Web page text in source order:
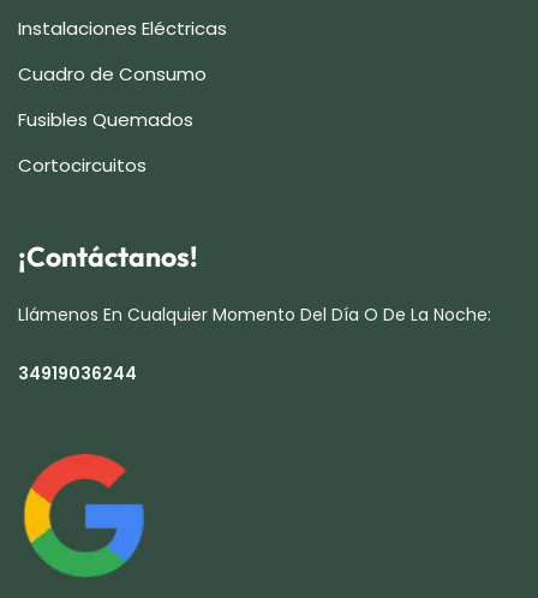
Instalaciones Eléctricas
Cuadro de Consumo
Fusibles Quemados
Cortocircuitos
¡Contáctanos!
Llámenos En Cualquier Momento Del Día O De La Noche:
34919036244